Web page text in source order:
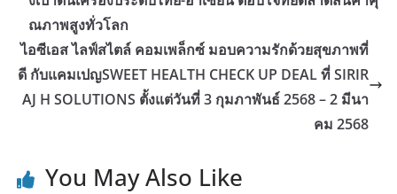
ณภาพสูงทั่วโลก
ไอซีเอส ไลฟ์สไตล์ คอมเพล็กซ์ มอบความรักด้วยสุขภาพที่
ดี กับแคมเปญSWEET HEALTH CHECK UP DEAL ที่ SIRIR
AJ H SOLUTIONS ตั้งแต่วันที่ 3 กุมภาพันธ์ 2568 – 2 มีนา
คม 2568
You May Also Like